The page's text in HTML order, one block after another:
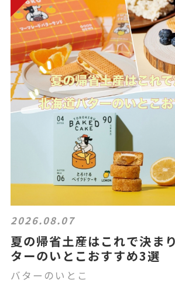
2026.08.07
夏の帰省土産はこれで決ま
ターのいとこおすすめ3選
バターのいとこ